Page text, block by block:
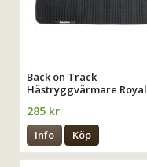
Back on Track
Hästryggvärmare Royal
285 kr
Info Köp